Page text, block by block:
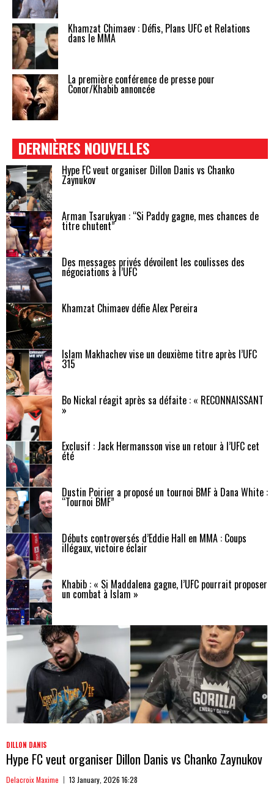
Khamzat Chimaev : Défis, Plans UFC et Relations
dans le MMA
La première conférence de presse pour
Conor/Khabib annoncée
DERNIÈRES NOUVELLES
Hype FC veut organiser Dillon Danis vs Chanko
Zaynukov
Arman Tsarukyan : “Si Paddy gagne, mes chances de
titre chutent”
Des messages privés dévoilent les coulisses des
négociations à l’UFC
Khamzat Chimaev défie Alex Pereira
Islam Makhachev vise un deuxième titre après l’UFC
315
Bo Nickal réagit après sa défaite : « RECONNAISSANT
»
Exclusif : Jack Hermansson vise un retour à l’UFC cet
été
Dustin Poirier a proposé un tournoi BMF à Dana White :
“Tournoi BMF”
Débuts controversés d’Eddie Hall en MMA : Coups
illégaux, victoire éclair
Khabib : « Si Maddalena gagne, l’UFC pourrait proposer
un combat à Islam »
DILLON DANIS
Hype FC veut organiser Dillon Danis vs Chanko Zaynukov
Delacroix Maxime 13 January, 2026 16:28